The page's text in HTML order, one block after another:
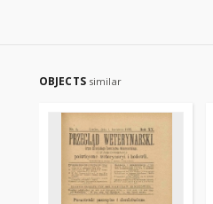
OBJECTS similar